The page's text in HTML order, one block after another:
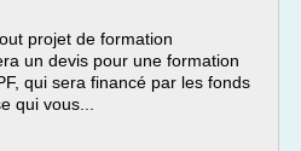
projet de formation
un devis pour une formation
qui sera financé par les fonds
qui vous...